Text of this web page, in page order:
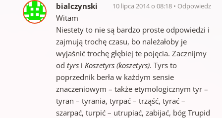
bialczynski 10 lipca 2014 o 08:18 Odpowiedz
Witam
Niestety to nie są bardzo proste odpowiedzi i
zajmują trochę czasu, bo należałoby je
wyjaśnić trochę głębiej te pojęcia. Zacznijmy
od tyrs i Koszetyrs (koszetyrs). Tyrs to
poprzednik berła w każdym sensie
znaczeniowym – także etymologicznym tyr –
tyran – tyrania, tyrpać – trząść, tyrać –
szarpać, turpić – utrupiać, zabijać, bóg Trupid